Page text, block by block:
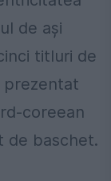
de aşi
titluri de
prezentat
coreean
de baschet.